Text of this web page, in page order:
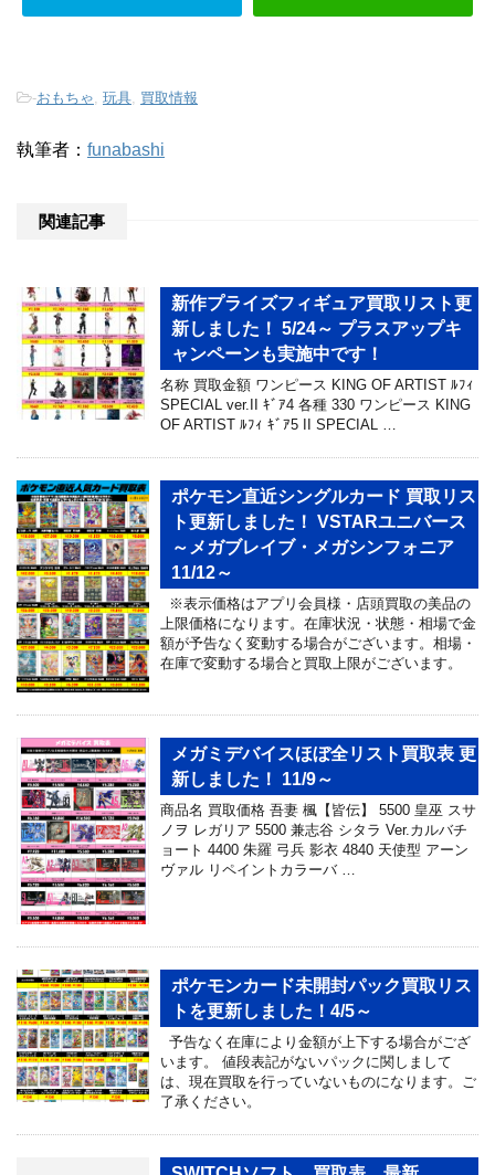
-おもちゃ, 玩具, 買取情報
執筆者： funabashi
関連記事
新作プライズフィギュア買取リスト更
新しました！ 5/24～ プラスアップキ
ャンペーンも実施中です！
名称 買取金額 ワンピース KING OF ARTIST ﾙﾌｨ
SPECIAL ver.II ｷﾞｱ4 各種 330 ワンピース KING
OF ARTIST ﾙﾌｨ ｷﾞｱ5 II SPECIAL …
ポケモン直近シングルカード 買取リス
ト更新しました！ VSTARユニバース
～メガブレイブ・メガシンフォニア
11/12～
※表示価格はアプリ会員様・店頭買取の美品の
上限価格になります。在庫状況・状態・相場で金
額が予告なく変動する場合がございます。相場・
在庫で変動する場合と買取上限がございます。
メガミデバイスほぼ全リスト買取表 更
新しました！ 11/9～
商品名 買取価格 吾妻 楓【皆伝】 5500 皇巫 スサ
ノヲ レガリア 5500 兼志谷 シタラ Ver.カルバチ
ョート 4400 朱羅 弓兵 影衣 4840 天使型 アーン
ヴァル リペイントカラーバ …
ポケモンカード未開封パック買取リス
トを更新しました！4/5～
予告なく在庫により金額が上下する場合がござ
います。 値段表記がないパックに関しまして
は、現在買取を行っていないものになります。ご
了承ください。